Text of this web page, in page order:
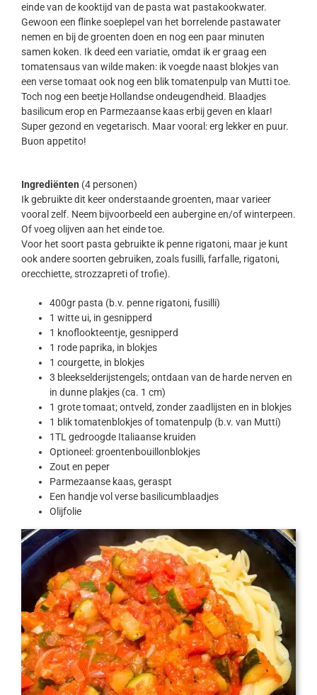
einde van de kooktijd van de pasta wat pastakookwater.
Gewoon een flinke soeplepel van het borrelende pastawater
nemen en bij de groenten doen en nog een paar minuten
samen koken. Ik deed een variatie, omdat ik er graag een
tomatensaus van wilde maken: ik voegde naast blokjes van
een verse tomaat ook nog een blik tomatenpulp van Mutti toe.
Toch nog een beetje Hollandse ondeugendheid. Blaadjes
basilicum erop en Parmezaanse kaas erbij geven en klaar!
Super gezond en vegetarisch. Maar vooral: erg lekker en puur.
Buon appetito!
Ingrediënten (4 personen)
Ik gebruikte dit keer onderstaande groenten, maar varieer
vooral zelf. Neem bijvoorbeeld een aubergine en/of winterpeen.
Of voeg olijven aan het einde toe.
Voor het soort pasta gebruikte ik penne rigatoni, maar je kunt
ook andere soorten gebruiken, zoals fusilli, farfalle, rigatoni,
orecchiette, strozzapreti of trofie).
400gr pasta (b.v. penne rigatoni, fusilli)
1 witte ui, in gesnipperd
1 knoflookteentje, gesnipperd
1 rode paprika, in blokjes
1 courgette, in blokjes
3 bleekselderijstengels; ontdaan van de harde nerven en
in dunne plakjes (ca. 1 cm)
1 grote tomaat; ontveld, zonder zaadlijsten en in blokjes
1 blik tomatenblokjes of tomatenpulp (b.v. van Mutti)
1TL gedroogde Italiaanse kruiden
Optioneel: groentenbouillonblokjes
Zout en peper
Parmezaanse kaas, geraspt
Een handje vol verse basilicumblaadjes
Olijfolie